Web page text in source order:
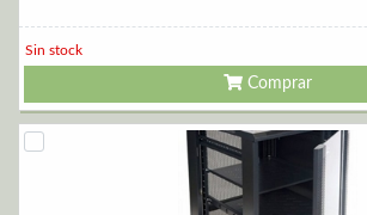
Sin stock
Comprar